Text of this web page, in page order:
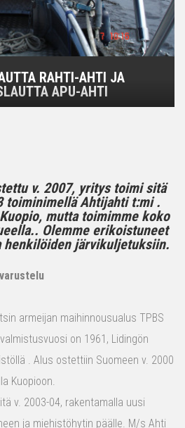
RAHTI-AHTI JA
APU-AHTI
v. 2007, yritys toimi sitä
toiminimellä Ahtijahti t:mi .
mutta toimimme koko
Olemme erikoistuneet
henkilöiden järvikuljetuksiin.
armeijan maihinnousualus TPBS
on 1961, Lidingön
. Alus ostettiin Suomeen v. 2000
Kuopioon.
v. 2003-04, rakentamalla uusi
ja miehistöhytin päälle. M/s Ahti